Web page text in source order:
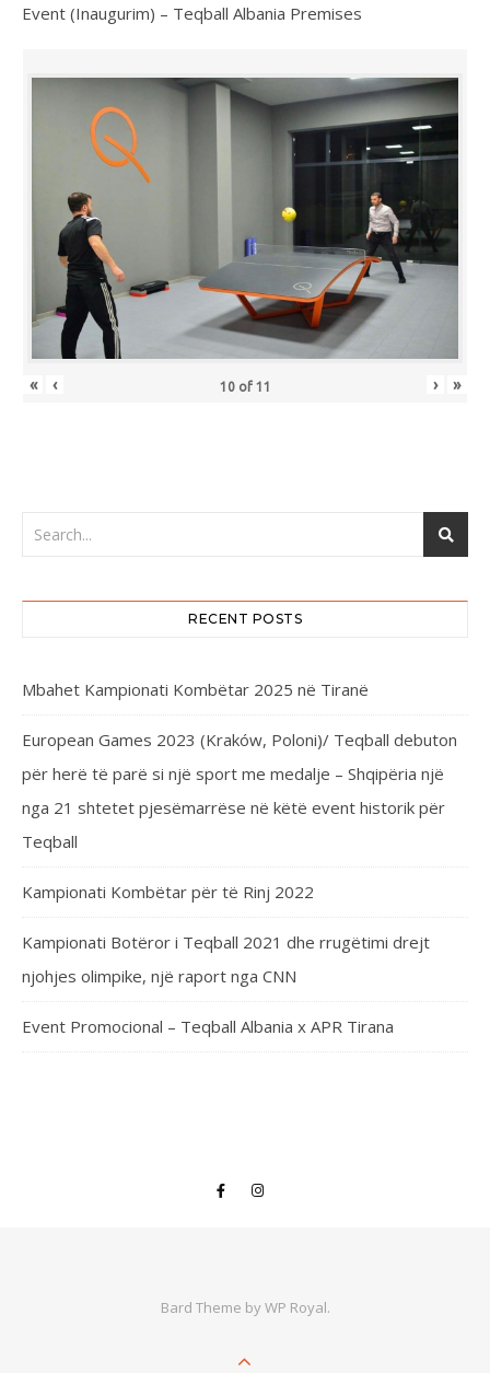
Event (Inaugurim) – Teqball Albania Premises
« ‹ 10of 11 › »
RECENT POSTS
Mbahet Kampionati Kombëtar 2025 në Tiranë
European Games 2023 (Kraków, Poloni)/ Teqball debuton
për herë të parë si një sport me medalje – Shqipëria një
nga 21 shtetet pjesëmarrëse në këtë event historik për
Teqball
Kampionati Kombëtar për të Rinj 2022
Kampionati Botëror i Teqball 2021 dhe rrugëtimi drejt
njohjes olimpike, një raport nga CNN
Event Promocional – Teqball Albania x APR Tirana
Bard Theme byWP Royal.